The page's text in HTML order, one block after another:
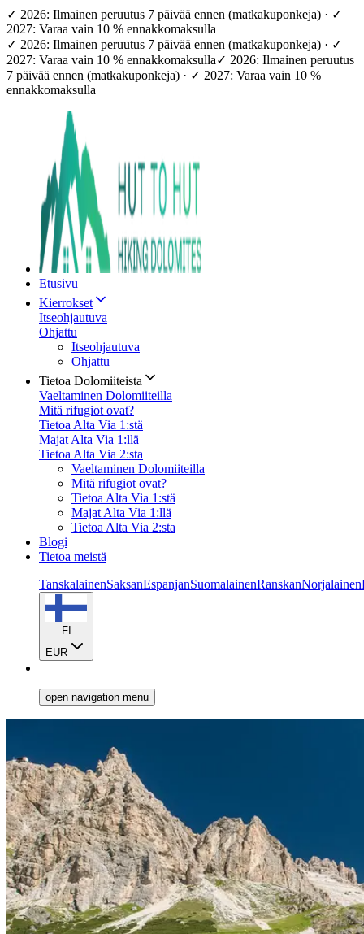
✓ 2026: Ilmainen peruutus 7 päivää ennen (matkakuponkeja) · ✓
2027: Varaa vain 10 % ennakkomaksulla
✓ 2026: Ilmainen peruutus 7 päivää ennen (matkakuponkeja) · ✓
2027: Varaa vain 10 % ennakkomaksulla✓ 2026: Ilmainen peruutus
7 päivää ennen (matkakuponkeja) · ✓ 2027: Varaa vain 10 %
ennakkomaksulla
Etusivu
Kierrokset
Itseohjautuva
Ohjattu
Itseohjautuva
Ohjattu
Tietoa Dolomiiteista
Vaeltaminen Dolomiiteilla
Mitä rifugiot ovat?
Tietoa Alta Via 1:stä
Majat Alta Via 1:llä
Tietoa Alta Via 2:sta
Vaeltaminen Dolomiiteilla
Mitä rifugiot ovat?
Tietoa Alta Via 1:stä
Majat Alta Via 1:llä
Tietoa Alta Via 2:sta
Blogi
Tietoa meistä
TanskalainenSaksanEspanjanSuomalainenRanskanNorjalainen
FI
EUR
open navigation menu